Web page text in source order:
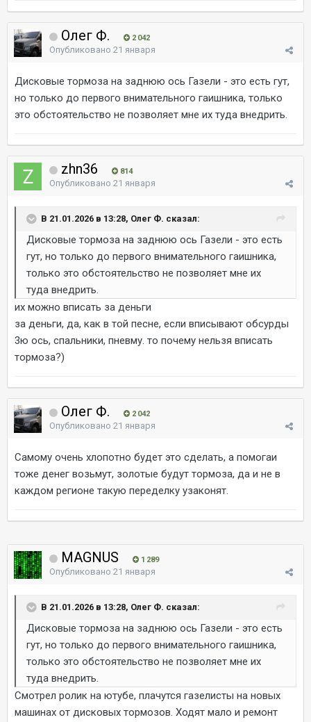
Олег Ф. 2 042
Опубликовано 21 января
Дисковые тормоза на заднюю ось Газели - это есть гут,
но только до первого внимательного гаишника, только
это обстоятельство не позволяет мне их туда внедрить.
zhn36 814
Опубликовано 21 января
В 21.01.2026 в 13:28, Олег Ф. сказал:
Дисковые тормоза на заднюю ось Газели - это есть
гут, но только до первого внимательного гаишника,
только это обстоятельство не позволяет мне их
туда внедрить.
их можно вписать за деньги
за деньги, да, как в той песне, если вписывают обсурды
3ю ось, спальники, пневму. то почему нельзя вписать
тормоза?)
Олег Ф. 2 042
Опубликовано 21 января
Самому очень хлопотно будет это сделать, а помогаи
тоже денег возьмут, золотые будут тормоза, да и не в
каждом регионе такую переделку узаконят.
MAGNUS 1 289
Опубликовано 21 января
В 21.01.2026 в 13:28, Олег Ф. сказал:
Дисковые тормоза на заднюю ось Газели - это есть
гут, но только до первого внимательного гаишника,
только это обстоятельство не позволяет мне их
туда внедрить.
Смотрел ролик на ютубе, плачутся газелисты на новых
машинах от дисковых тормозов. Ходят мало и ремонт